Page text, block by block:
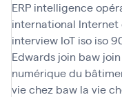
ERP intelligence
international Internet
interview IoT iso iso
Edwards join baw
numérique du
vie chez baw la vie